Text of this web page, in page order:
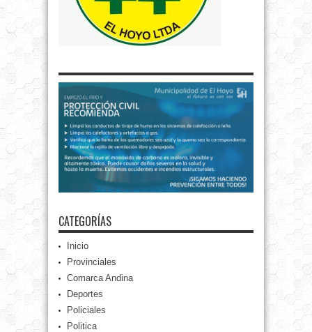
CATEGORÍAS
Inicio
Provinciales
Comarca Andina
Deportes
Policiales
Politica